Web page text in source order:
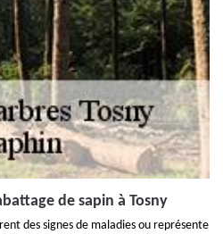
de sapin à Tosny
des signes de maladies ou représente